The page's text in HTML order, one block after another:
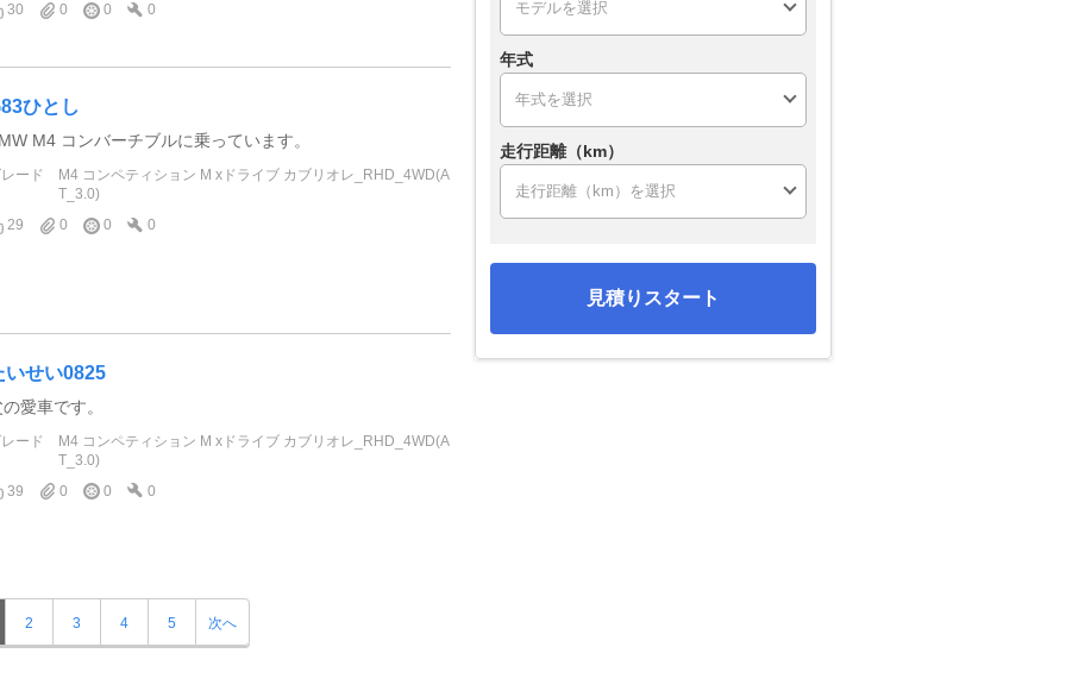
30
0 0 0
ひとし
M4 コンバーチブルに乗っています。
ード
M4 コンペティション M xドライブ カブリオレ_RHD_4WD(A
T_3.0)
29
0 0 0
いせい0825
愛車です。
ード
M4 コンペティション M xドライブ カブリオレ_RHD_4WD(A
T_3.0)
39
0 0 0
2 3 4 5 次へ
年式
走行距離（km）
見積りスタート